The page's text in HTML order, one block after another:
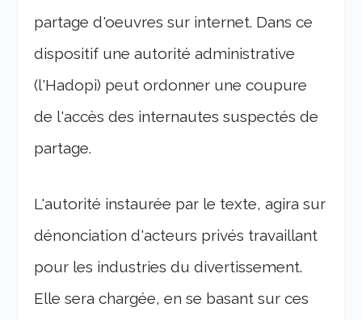
partage d'oeuvres sur internet. Dans ce
dispositif une autorité administrative
(l'Hadopi) peut ordonner une coupure
de l'accès des internautes suspectés de
partage.
L'autorité instaurée par le texte, agira sur
dénonciation d'acteurs privés travaillant
pour les industries du divertissement.
Elle sera chargée, en se basant sur ces